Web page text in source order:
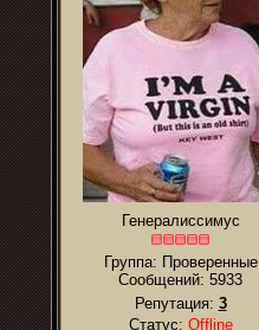
Генералиссимус
Группа: Проверенные
Сообщений: 5933
Репутация: 3
Статус: Offline